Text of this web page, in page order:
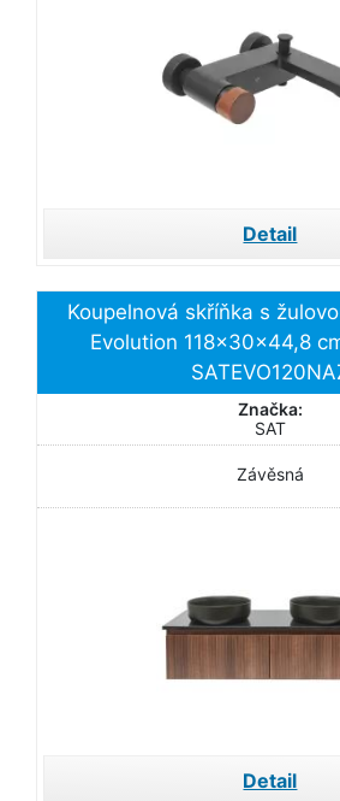
Detail
Koupelnová skříňka s
Evolution 118x30x44,8
Značka:
SAT
Závěsná
Detail